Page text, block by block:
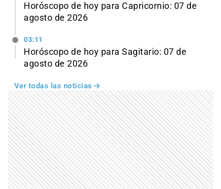
Horóscopo de hoy para Capricornio: 07 de
agosto de 2026
03:11
Horóscopo de hoy para Sagitario: 07 de
agosto de 2026
Ver todas las noticias